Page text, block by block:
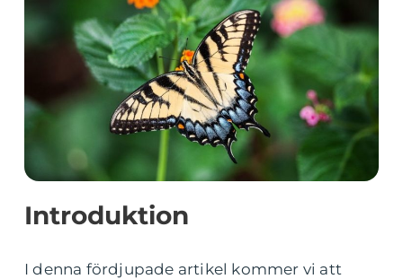
Introduktion
I denna fördjupade artikel kommer vi att